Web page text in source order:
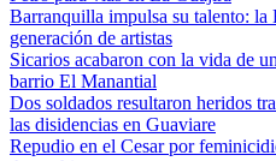
Barranquilla impulsa su talento: la
generación de artistas
Sicarios acabaron con la vida de
barrio El Manantial
Dos soldados resultaron heridos
las disidencias en Guaviare
Repudio en el Cesar por